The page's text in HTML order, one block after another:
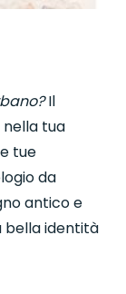
Il
tua
tue
da
antico e
bella identità